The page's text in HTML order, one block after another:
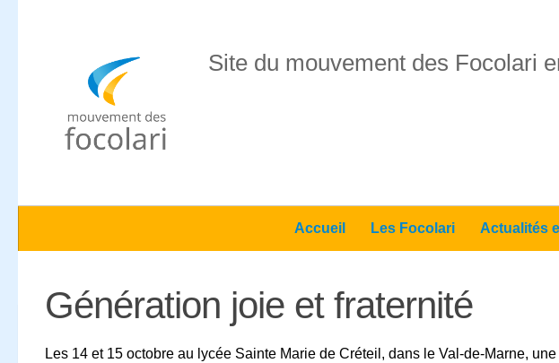
Site du mouvement des Focolari
Accueil Les Focolari Actualités
Génération joie et fraternité
Les 14 et 15 octobre au lycée Sainte Marie de Créteil, dans le Val-de-Marne,